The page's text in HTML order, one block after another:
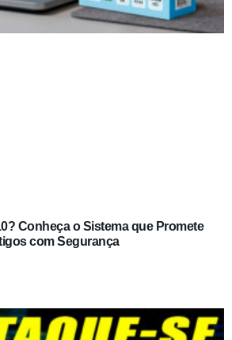
Conheça o Sistema que Promete
com Segurança